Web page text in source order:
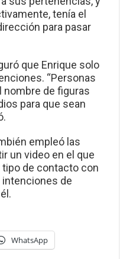
tenía el
para pasar
que Enrique solo
“Personas
nombre de figuras
para que sean
empleó las
un video en el que
de contacto con
de
WhatsApp